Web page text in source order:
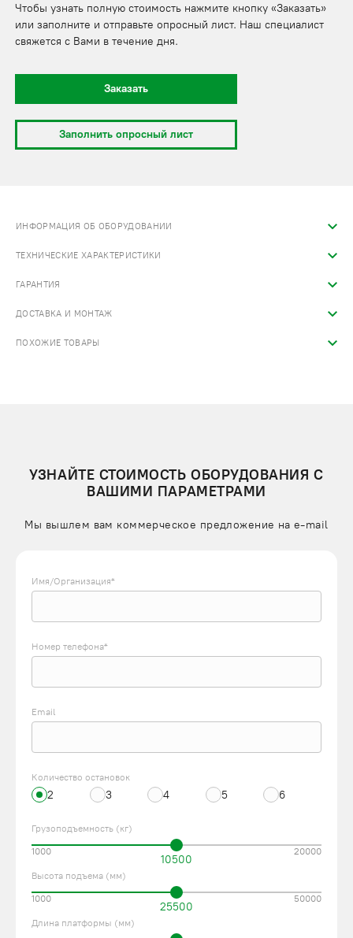
Чтобы узнать полную стоимость нажмите кнопку «Заказать»
или заполните и отправьте опросный лист. Наш специалист
свяжется с Вами в течение дня.
Заказать
Заполнить опросный лист
ИНФОРМАЦИЯ ОБ ОБОРУДОВАНИИ
ТЕХНИЧЕСКИЕ ХАРАКТЕРИСТИКИ
ГАРАНТИЯ
ДОСТАВКА И МОНТАЖ
ПОХОЖИЕ ТОВАРЫ
УЗНАЙТЕ СТОИМОСТЬ ОБОРУДОВАНИЯ С
ВАШИМИ ПАРАМЕТРАМИ
Мы вышлем вам коммерческое предложение на e-mail
Имя/Организация*
Номер телефона*
Email
Количество остановок
2 3 4 5 6
Грузоподъемность (кг)
10500
1000 20000
Высота подъема (мм)
25500
1000 50000
Длина платформы (мм)